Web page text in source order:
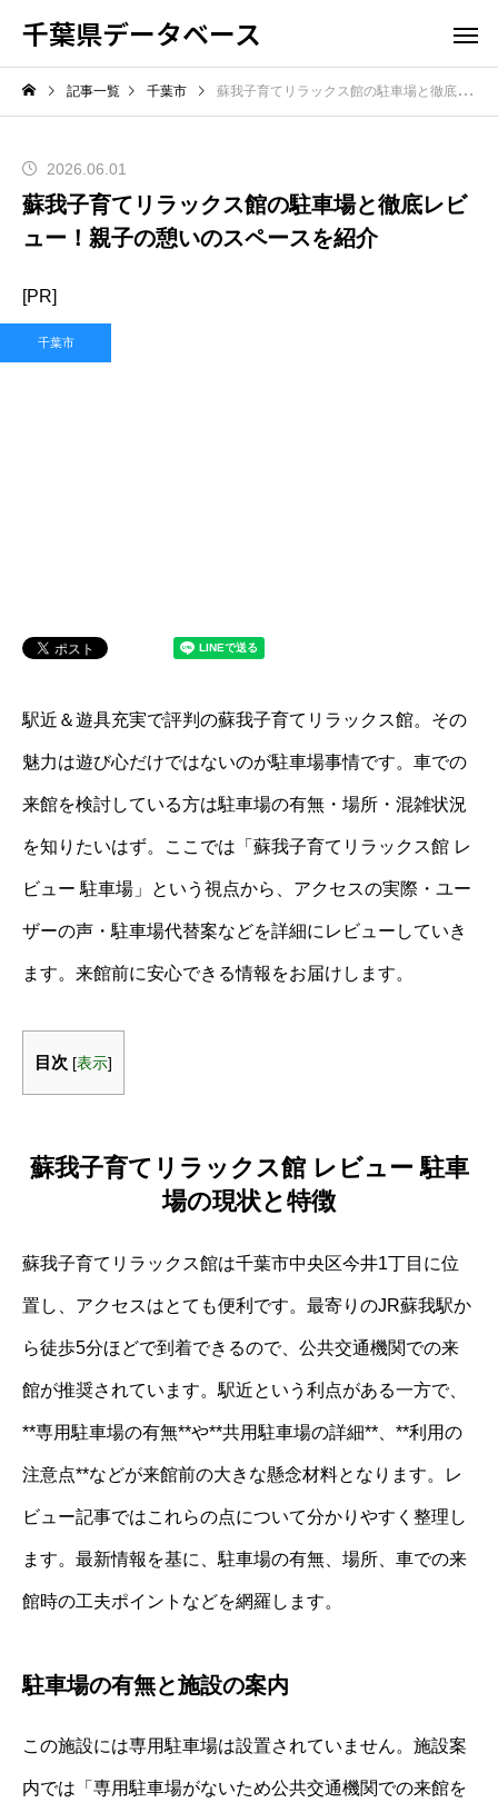
千葉県データベース
記事一覧 千葉市 蘇我子育てリラックス館の駐車場と徹底レビュー！親子の憩いのスペースを紹介
2026.06.01
蘇我子育てリラックス館の駐車場と徹底レビ
ュー！親子の憩いのスペースを紹介
[PR]
千葉市
駅近＆遊具充実で評判の蘇我子育てリラックス館。その
魅力は遊び心だけではないのが駐車場事情です。車での
来館を検討している方は駐車場の有無・場所・混雑状況
を知りたいはず。ここでは「蘇我子育てリラックス館 レ
ビュー 駐車場」という視点から、アクセスの実際・ユー
ザーの声・駐車場代替案などを詳細にレビューしていき
ます。来館前に安心できる情報をお届けします。
目次 [表示]
蘇我子育てリラックス館 レビュー 駐車
場の現状と特徴
蘇我子育てリラックス館は千葉市中央区今井1丁目に位
置し、アクセスはとても便利です。最寄りのJR蘇我駅か
ら徒歩5分ほどで到着できるので、公共交通機関での来
館が推奨されています。駅近という利点がある一方で、
**専用駐車場の有無**や**共用駐車場の詳細**、**利用の
注意点**などが来館前の大きな懸念材料となります。レ
ビュー記事ではこれらの点について分かりやすく整理し
ます。最新情報を基に、駐車場の有無、場所、車での来
館時の工夫ポイントなどを網羅します。
駐車場の有無と施設の案内
この施設には専用駐車場は設置されていません。施設案
内では「専用駐車場がないため公共交通機関での来館を